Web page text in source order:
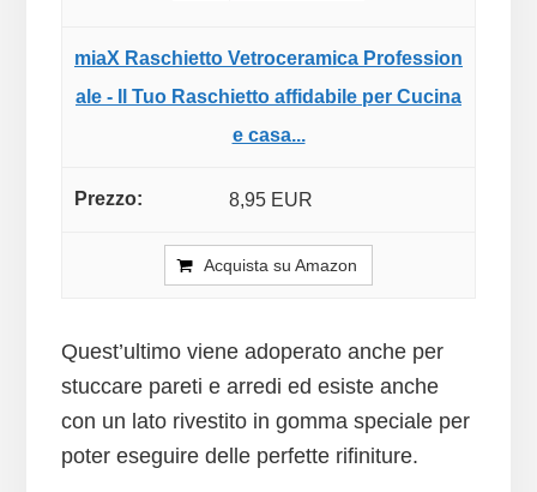
miaX Raschietto Vetroceramica Profession
ale - Il Tuo Raschietto affidabile per Cucina
e casa...
8,95 EUR
Acquista su Amazon
Quest’ultimo viene adoperato anche per
stuccare pareti e arredi ed esiste anche
con un lato rivestito in gomma speciale per
poter eseguire delle perfette rifiniture.